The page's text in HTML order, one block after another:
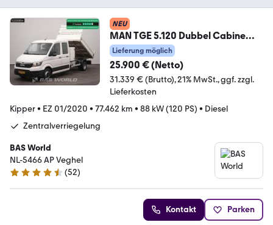
NEU
MAN TGE 5.120 Dubbel Cabine
Kipper met Kist Dubbellu
Lieferung möglich
25.900 € (Netto)
31.339 € (Brutto) 21% MwSt. ggf. zzgl.
Lieferkosten
Kipper• EZ 01/2020 • 77.462 km • 88 kW (120 PS) • Diesel
Zentralverriegelung
BAS World
NL-5466 AP Veghel
4.7 Sterne
(52)
Kontakt Parken